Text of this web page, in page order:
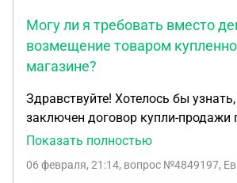
Могу ли я требовать вместо
возмещение товаром
магазине?
Здравствуйте! Хотелось бы
заключен договор купли-продажи
основному товару (открытка)
в подарок), но заказ оформился и
Показать полностью
06 февраля, 21:14, вопрос №4849197,